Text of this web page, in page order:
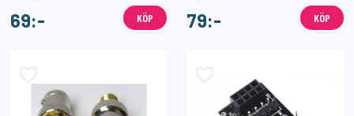
69:- KÖP 79:- KÖP